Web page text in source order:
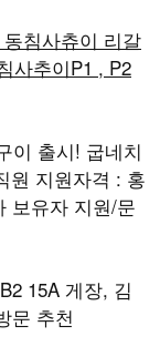
침사츄이 리갈
사추이P1 , P2
이 출시! 굽네치
원 지원자격 : 홍
보유자 지원/문
15A 게장, 김
문 추천